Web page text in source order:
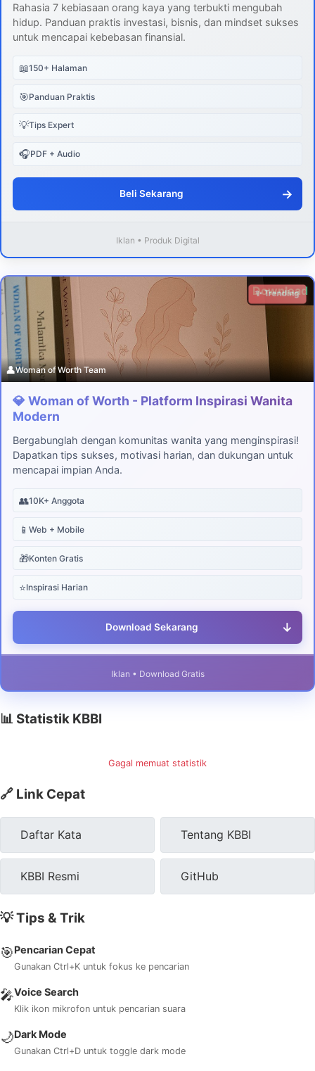
Rahasia 7 kebiasaan orang kaya yang terbukti mengubah
hidup. Panduan praktis investasi, bisnis, dan mindset sukses
untuk mencapai kebebasan finansial.
📖150+ Halaman
🎯Panduan Praktis
💡Tips Expert
🎧PDF + Audio
Beli Sekarang →
Iklan • Produk Digital
Download
✨ Trending
👤Woman of Worth Team
💎 Woman of Worth - Platform Inspirasi Wanita
Modern
Bergabunglah dengan komunitas wanita yang menginspirasi!
Dapatkan tips sukses, motivasi harian, dan dukungan untuk
mencapai impian Anda.
👥10K+ Anggota
📱 Web + Mobile
🎁Konten Gratis
⭐Inspirasi Harian
Download Sekarang ↓
Iklan • Download Gratis
📊 Statistik KBBI
Gagal memuat statistik
🔗 Link Cepat
Daftar Kata Tentang KBBI
KBBI Resmi GitHub
💡 Tips & Trik
🎯Pencarian Cepat
Gunakan Ctrl+K untuk fokus ke pencarian
🎤Voice Search
Klik ikon mikrofon untuk pencarian suara
🌙Dark Mode
Gunakan Ctrl+D untuk toggle dark mode